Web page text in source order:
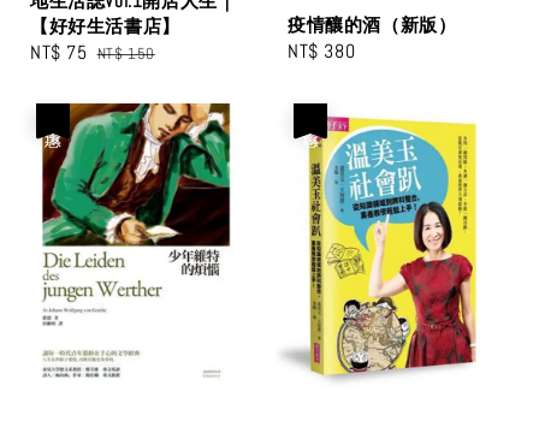
【好好生活書店】
Sale
NT$ 75 Regular
NT$ 150
疫情釀的酒（新版）
Regular
NT$ 380